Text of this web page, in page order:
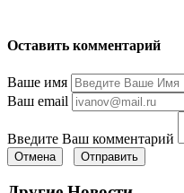
Оставить комментарий
Ваше имя
Ваш email
Введите Ваш комментарий
Отмена Отправить